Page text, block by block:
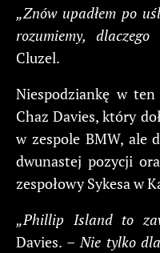
„Znów upadłem po
rozumiemy,
Cluzel.
Niespodziankę w
Chaz Davies, który
w zespole BMW, ale
dwunastej pozycji
zespołowy Sykesa w
„Phillip Island to
Davies. – Nie tylko